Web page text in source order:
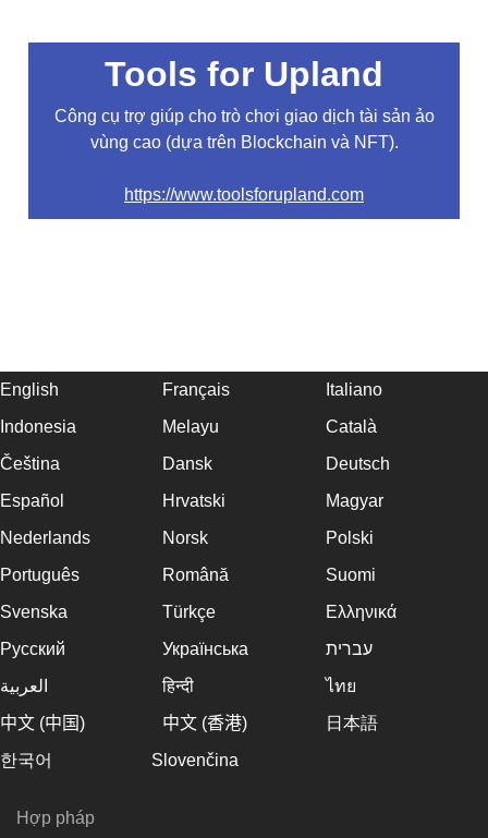
Tools for Upland
Công cụ trợ giúp cho trò chơi giao dịch tài sản ảo
vùng cao (dựa trên Blockchain và NFT).
https://www.toolsforupland.com
English Français
Italiano
Indonesia
Melayu
Català
Čeština
Dansk
Deutsch
Español
Hrvatski
Magyar
Nederlands
Norsk
Polski
Português
Română
Suomi
Svenska
Türkçe
Ελληνικά
Русский
Українська
עברית
العربية
हिन्दी
ไทย
中文 (中国)
中文 (香港)
日本語
한국어
Slovenčina
Hợp pháp